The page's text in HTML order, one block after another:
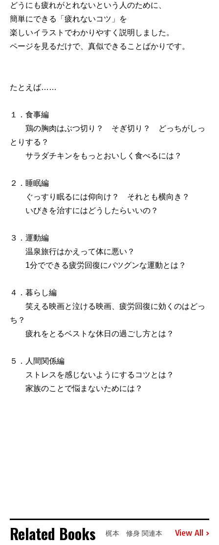
どうにも疲れがとれないという人のために、
簡単にできる「疲れないコツ」を
楽しいイラストでわかりやすく説明しました。
ページを見るだけで、真似できることばかりです。
たとえば……
１．食事編
鶏の胸肉はぶつ切り？ そぎ切り？ どっちがしっ
とりする？
サラダチキンをもっとおいしく食べるには？
２．睡眠編
ぐっすり眠るには仰向け？ それとも横向き？
いびきを治すにはどうしたらいいの？
３．運動編
温泉旅行はかえって体に悪い？
1分でできる疲労回復にバツグンな運動とは？
４．暮らし編
笑える映画と泣ける映画、疲労回復に効くのはどっ
ち？
疲れをとるベストな休日の過ごし方とは？
５．人間関係編
ストレスを感じないようにするコツとは？
家族のことで悩まないためには？
Related Books 梶本 修身 関連本 View All